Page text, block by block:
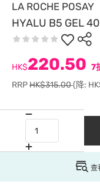
LA ROCHE POSAY
HYALU B5 GEL
HK$220.50 7
RRPHK$315.00(降:
查